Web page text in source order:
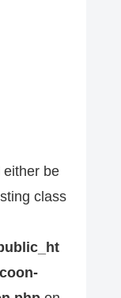
either be
class